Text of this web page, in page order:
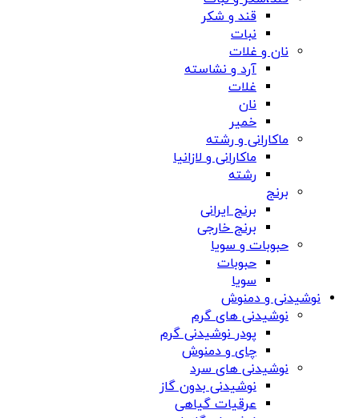
قند و شکر
نبات
نان و غلات
آرد و نشاسته
غلات
نان
خمیر
ماکارانی و رشته
ماکارانی و لازانیا
رشته
برنج
برنج ایرانی
برنج خارجی
حبوبات و سویا
حبوبات
سویا
نوشیدنی و دمنوش
نوشیدنی های گرم
پودر نوشیدنی گرم
چای و دمنوش
نوشیدنی های سرد
نوشیدنی بدون گاز
عرقیات گیاهی